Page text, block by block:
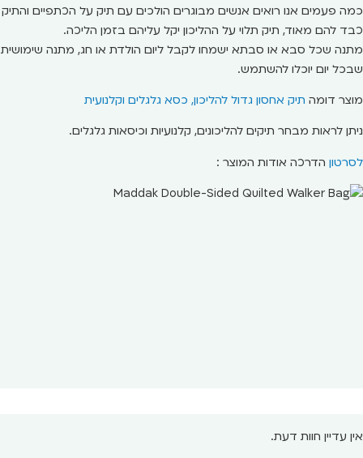
כמה פעמים אנו רואים אנשים מבוגרים הולכים עם תיק על הכתפיים והתיק
כבד להם מאוד, תיק תלוי על ההליכון יקל עליהם בזמן הליכה.
מתנה שכל סבא או סבתא ישמחו לקבל ליום הולדת או חג, מתנה שימושית
שבכל יום יוכלו להשתמש.
מוצר דומה תיק אחסון גדול להליכון, כסא גלגלים וקלנועית
ניתן לראות מבחר תיקים להליכונים, קלנועיות וכיסאות גלגלים.
לסרטון הדרכה אודות המוצר :
אין עדיין חוות דעת.